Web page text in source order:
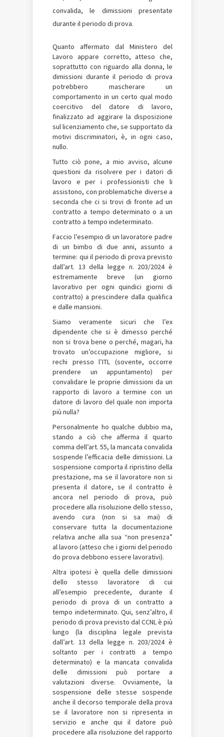
convalida, le dimissioni presentate
durante il periodo di prova.
Quanto affermato dal Ministero del
Lavoro appare corretto, atteso che,
soprattutto con riguardo alla donna, le
dimissioni durante il periodo di prova
potrebbero mascherare un
comportamento in un certo qual modo
coercitivo del datore di lavoro,
finalizzato ad aggirare la disposizione
sul licenziamento che, se supportato da
motivi discriminatori, è, in ogni caso,
nullo.
Tutto ciò pone, a mio avviso, alcune
questioni da risolvere per i datori di
lavoro e per i professionisti che li
assistono, con problematiche diverse a
seconda che ci si trovi di fronte ad un
contratto a tempo determinato o a un
contratto a tempo indeterminato.
Faccio l’esempio di un lavoratore padre
di un bimbo di due anni, assunto a
termine: qui il periodo di prova previsto
dall’art. 13 della legge n. 203/2024 è
estremamente breve (un giorno
lavorativo per ogni quindici giorni di
contratto) a prescindere dalla qualifica
e dalle mansioni.
Siamo veramente sicuri che l’ex
dipendente che si è dimesso perché
non si trova bene o perché, magari, ha
trovato un’occupazione migliore, si
rechi presso l’ITL (sovente, occorre
prendere un appuntamento) per
convalidare le proprie dimissioni da un
rapporto di lavoro a termine con un
datore di lavoro del quale non importa
più nulla?
Personalmente ho qualche dubbio ma,
stando a ciò che afferma il quarto
comma dell’art. 55, la mancata convalida
sospende l’efficacia delle dimissioni. La
sospensione comporta il ripristino della
prestazione, ma se il lavoratore non si
presenta il datore, se il contratto è
ancora nel periodo di prova, può
procedere alla risoluzione dello stesso,
avendo cura (non si sa mai) di
conservare tutta la documentazione
relativa anche alla sua “non presenza”
al lavoro (atteso che i giorni del periodo
do prova debbono essere lavorativi).
Altra ipotesi è quella delle dimissioni
dello stesso lavoratore di cui
all’esempio precedente, durante il
periodo di prova di un contratto a
tempo indeterminato. Qui, senz’altro, il
periodo di prova previsto dal CCNL è più
lungo (la disciplina legale prevista
dall’art. 13 della legge n. 203/2024 è
soltanto per i contratti a tempo
determinato) e la mancata convalida
delle dimissioni può portare a
valutazioni diverse. Ovviamente, la
sospensione delle stesse sospende
anche il decorso temporale della prova
se il lavoratore non si ripresenta in
servizio e anche qui il datore può
procedere alla risoluzione del rapporto